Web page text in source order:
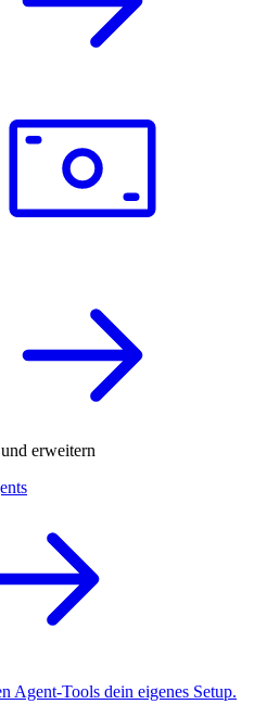
erweitern
Agent-Tools dein eigenes Setup.